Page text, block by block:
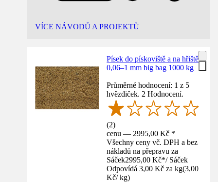
VÍCE NÁVODŮ A PROJEKTŮ
Písek do pískoviště a na hřiště
0,06–1 mm big bag 1000 kg
Průměrné hodnocení: 1 z 5
hvězdiček. 2 Hodnocení.
(2)
cenu — 2995,00 Kč *
Všechny ceny vč. DPH a bez
nákladů na přepravu za
Sáček2995,00 Kč*/ Sáček
Odpovídá 3,00 Kč za kg(3,00
Kč/ kg)